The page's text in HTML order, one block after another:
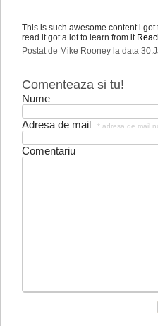
This is such awesome content i
read it got a lot to learn from it.
Postat de Mike Rooney la data
Comenteaza si tu!
Nume
Adresa de mail * adresa de mail
Comentariu